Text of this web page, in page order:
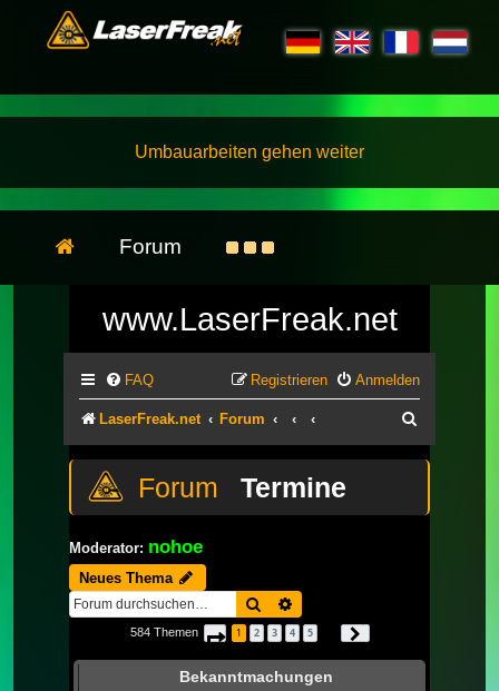
Umbauarbeiten gehen weiter
Forum
www.LaserFreak.net
FAQ Anmelden
Registrieren
LaserFreak.net Forum
Termine
Moderator: nohoe
Neues Thema
Suche
584 Themen Seite 1von 20
1 2 3 4 5
Bekanntmachungen